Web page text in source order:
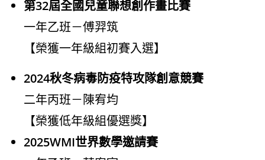
第32屆全國兒童聯想創作畫比賽
一年乙班－傅羿筑
【榮獲一年級組初賽入選】
2024秋冬病毒防疫特攻隊創意競賽
二年丙班－陳宥均
【榮獲低年級組優選獎】
2025WMI世界數學邀請賽